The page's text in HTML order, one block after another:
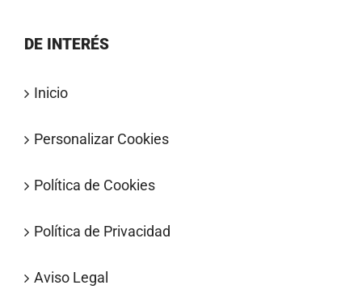
DE INTERÉS
Inicio
Personalizar Cookies
Política de Cookies
Política de Privacidad
Aviso Legal